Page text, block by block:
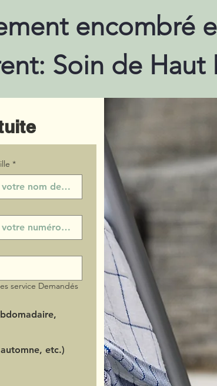
encombré
Soin de Haut
*
service Demandés
etc.)